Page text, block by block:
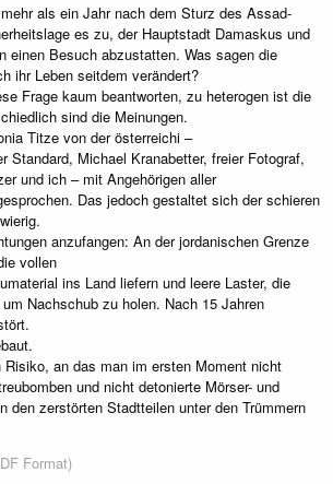
als ein Jahr nach dem Sturz des Assad-
es zu, der Hauptstadt Damaskus und
einen Besuch abzustatten. Was sagen die
ihr Leben seitdem verändert?
Frage kaum beantworten, zu heterogen ist die
sind die Meinungen.
Titze von der österreichi –
Standard, Michael Kranabetter, freier Fotograf,
und ich – mit Angehörigen aller
Das jedoch gestaltet sich der schieren
anzufangen: An der jordanischen Grenze
vollen
ins Land liefern und leere Laster, die
Nachschub zu holen. Nach 15 Jahren
Risiko, an das man im ersten Moment nicht
und nicht detonierte Mörser- und
den zerstörten Stadtteilen unter den Trümmern
Format)